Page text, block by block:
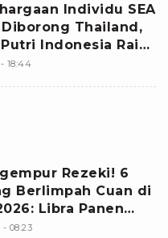
Individu SEA
Diborong Thailand,
Indonesia Raih
18:44
Rezeki! 6
Berlimpah Cuan di
Libra Panen
08:23